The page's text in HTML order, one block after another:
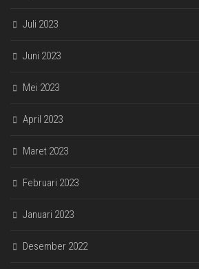
Juli 2023
Juni 2023
Mei 2023
April 2023
Maret 2023
Februari 2023
Januari 2023
Desember 2022